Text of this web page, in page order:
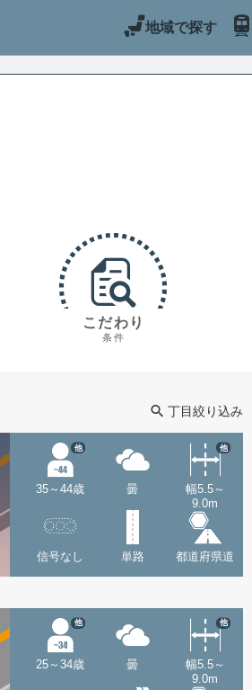
地域で探す
こだわり
条件
丁目絞り込み
35～44歳
他
曇
幅5.5～
9.0m
他
信号なし 単路 都道府県道
25～34歳
他
曇
幅5.5～
9.0m
他